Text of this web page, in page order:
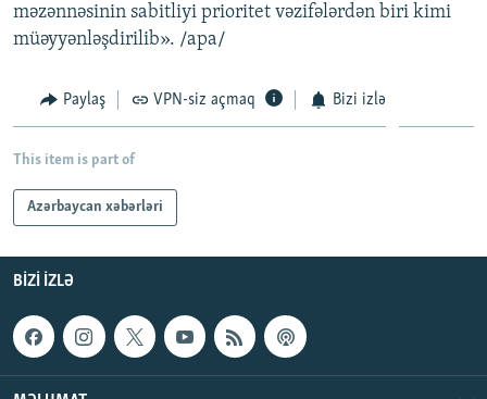
İZ - MƏDƏNIYYƏT PROQRAMI
MATERIALLARIMIZDAN ISTIFADƏ
AZADLIQRADIOSU MOBIL TELEFONUNUZDA
BIZIMLƏ ƏLAQƏ
XƏBƏR BÜLLETENLƏRIMIZ
RFE/RL-in bütün saytları
məzənnəsinin sabitliyi prioritet vəzifələrdən biri kimi
müəyyənləşdirilib». /apa/
Paylaş VPN-siz açmaq Bizi izlə
This item is part of
Azərbaycan xəbərləri
BIZI IZLƏ